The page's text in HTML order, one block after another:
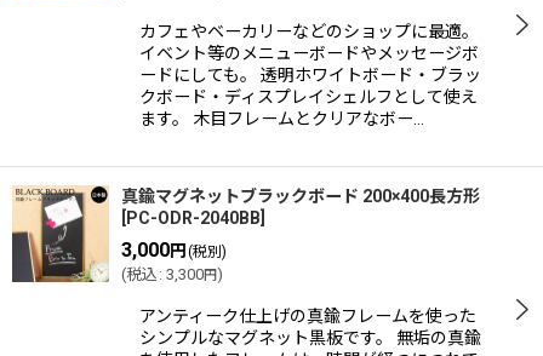
カフェやベーカリーなどのショップに最適。
イベント等のメニューボードやメッセージボ
ードにしても。 透明ホワイトボード・ブラッ
クボード・ディスプレイシェルフとして使え
ます。 木目フレームとクリアなボー…
真鍮マグネットブラックボード 200×400長方形
PC-ODR-2040BB
3,000円 (税別)
(税込 : 3,300円)
アンティーク仕上げの真鍮フレームを使った
シンプルなマグネット黒板です。 無垢の真鍮